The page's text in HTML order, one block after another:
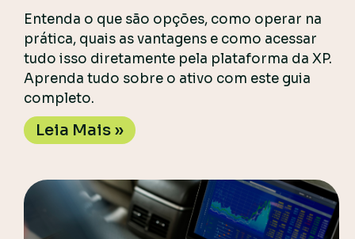
Entenda o que são opções, como operar na
prática, quais as vantagens e como acessar
tudo isso diretamente pela plataforma da XP.
Aprenda tudo sobre o ativo com este guia
completo.
Leia Mais »